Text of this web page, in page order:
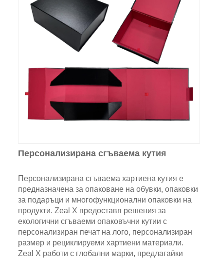
Персонализирана сгъваема кутия
Персонализирана сгъваема хартиена кутия е
предназначена за опаковане на обувки, опаковки
за подаръци и многофункционални опаковки на
продукти. Zeal X предоставя решения за
екологични сгъваеми опаковъчни кутии с
персонализиран печат на лого, персонализиран
размер и рециклируеми хартиени материали.
Zeal X работи с глобални марки, предлагайки